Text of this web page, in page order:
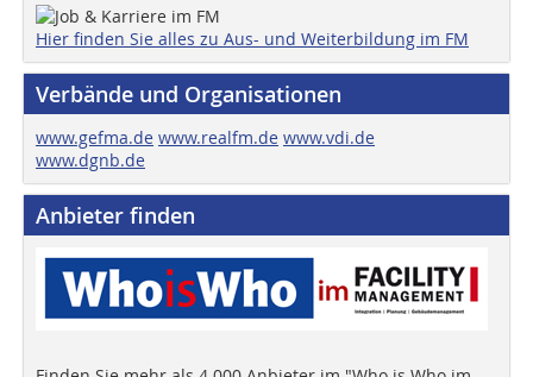
Hier finden Sie alles zu Aus- und Weiterbildung im FM
Verbände und Organisationen
www.gefma.de www.realfm.de www.vdi.de
www.dgnb.de
Anbieter finden